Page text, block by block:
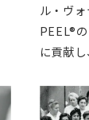
ル・ヴ
PEEL®
に貢献